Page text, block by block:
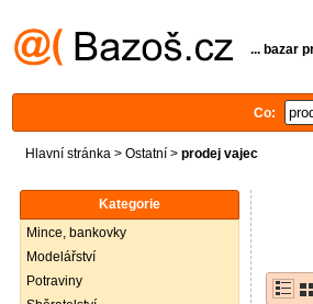
... bazar
Co:
Hlavní stránka > Ostatní > prodej vajec
Kategorie
Mince, bankovky
Modelářství
Potraviny